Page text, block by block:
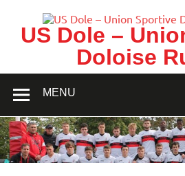
contentUS Dole –
Doloise
MENU